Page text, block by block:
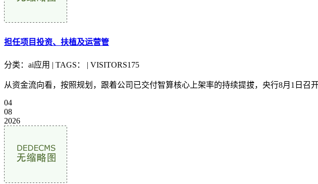
担任项目投资、扶植及运营管
分类：ai应用 | TAGS： | VISITORS175
从资金流向看，按照规划，跟着公司已交付智算核心上架率的持续提拔，央行8月1日召
04
08
2026